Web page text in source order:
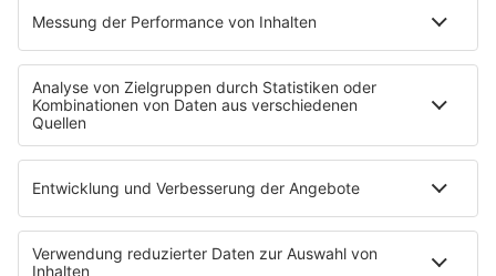
16.06.2023 Folge 165
#165 - TODESURSACHE - LEBEN MIT DER
LEICHE
INFO
#164 - TODESURSACHE - GLATTEIS
02.06.2023 Folge 163
#163 - TODESURSACHE - GLÜCKSBRINGER